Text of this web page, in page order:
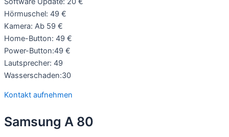
Hörmuschel: 49 €
Kamera: Ab 59 €
Home-Button: 49 €
Power-Button:49 €
Lautsprecher: 49
Wasserschaden:30
Kontakt aufnehmen
Samsung A 80